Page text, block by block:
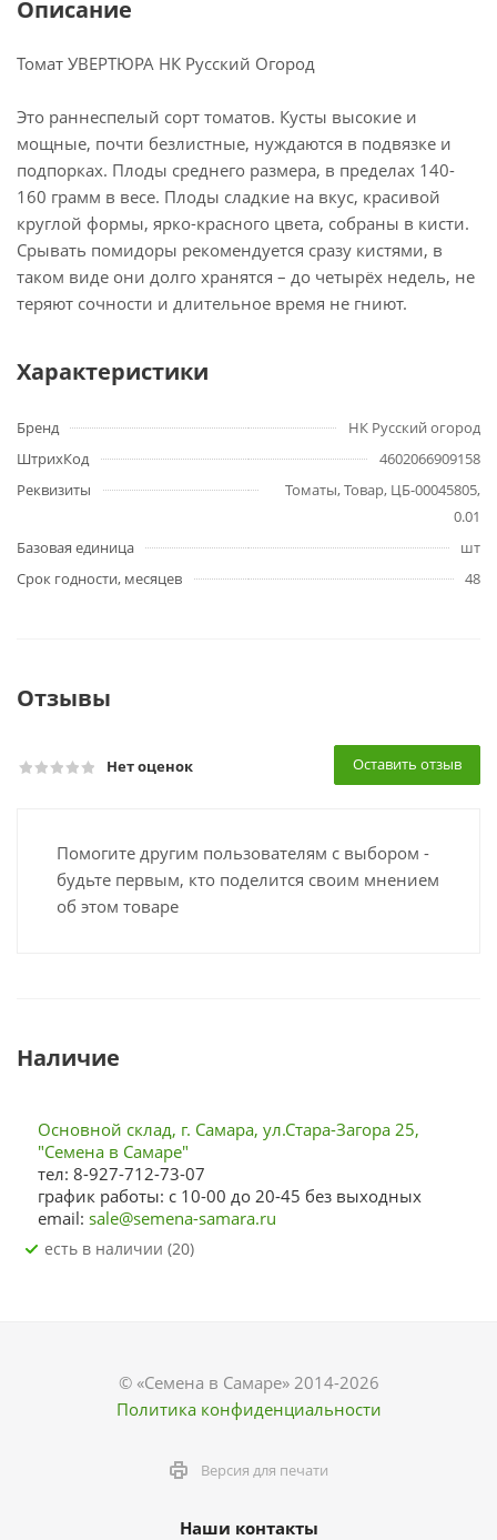
Описание
Томат УВЕРТЮРА НК Русский Огород
Это раннеспелый сорт томатов. Кусты высокие и
мощные, почти безлистные, нуждаются в подвязке и
подпорках. Плоды среднего размера, в пределах 140-
160 грамм в весе. Плоды сладкие на вкус, красивой
круглой формы, ярко-красного цвета, собраны в кисти.
Срывать помидоры рекомендуется сразу кистями, в
таком виде они долго хранятся – до четырёх недель, не
теряют сочности и длительное время не гниют.
Характеристики
Бренд
НК Русский огород
ШтрихКод
4602066909158
Реквизиты
Томаты, Товар, ЦБ-00045805,
0.01
Базовая единица
шт
Срок годности, месяцев
48
Отзывы
Нет оценок Оставить отзыв
Помогите другим пользователям с выбором -
будьте первым, кто поделится своим мнением
об этом товаре
Наличие
Основной склад, г. Самара, ул.Стара-Загора 25,
"Семена в Самаре"
тел: 8-927-712-73-07
график работы: с 10-00 до 20-45 без выходных
email: sale@semena-samara.ru
Есть в наличии (20)
© «Семена в Самаре» 2014-2026
Политика конфиденциальности
Версия для печати
Наши контакты